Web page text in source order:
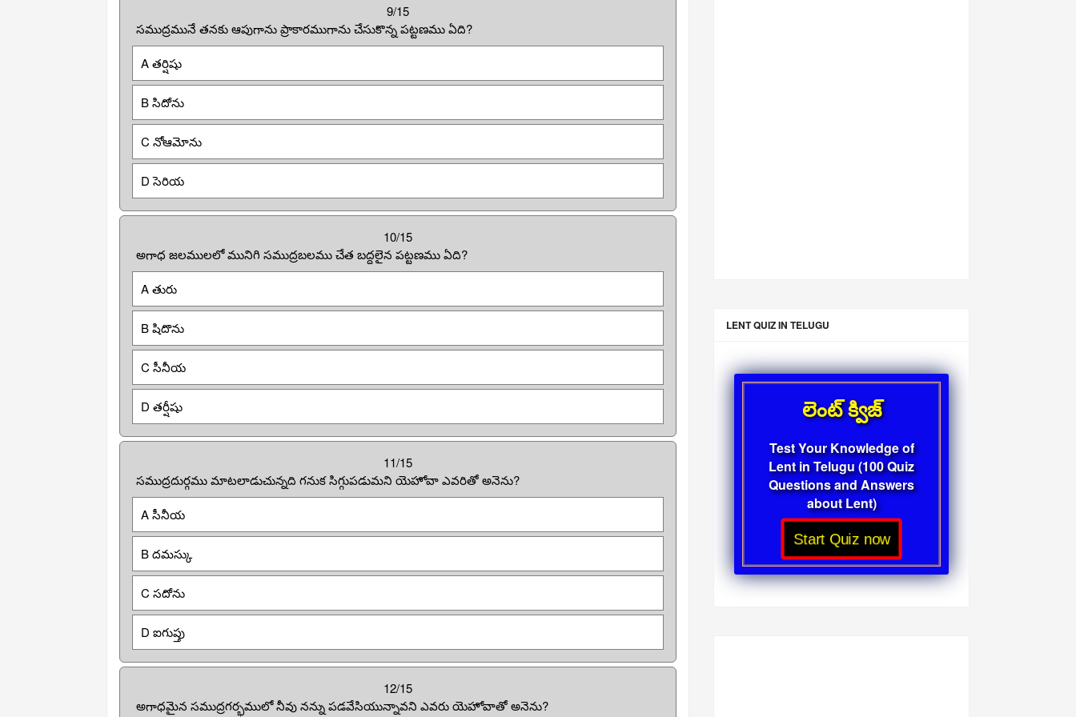
9/15
సముద్రమునే తనకు ఆపుగాను ప్రాకారముగాను చేసుకొన్న పట్టణము ఏది?
A తర్షిషు
B సిదోను
C నోఆమోను
D సెరియ
10/15
అగాధ జలములలో మునిగి సముద్రబలము చేత బద్దలైన పట్టణము ఏది?
A తురు
B షిదొను
C సీనీయ
D తర్షీషు
11/15
సముద్రదుర్గము మాటలాడుచున్నది గనుక సిగ్గుపడుమని యెహోవా ఎవరితో అనెను?
A సీనీయ
B దమస్కు
C సదోను
D ఐగుప్తు
12/15
అగాధమైన సముద్రగర్భములో నీవు నన్ను పడవేసియున్నావని ఎవరు యెహోవాతో అనెను?
LENT QUIZ IN TELUGU
లెంట్ క్విజ్
Test Your Knowledge of
Lent in Telugu (100 Quiz
Questions and Answers
about Lent)
Start Quiz now